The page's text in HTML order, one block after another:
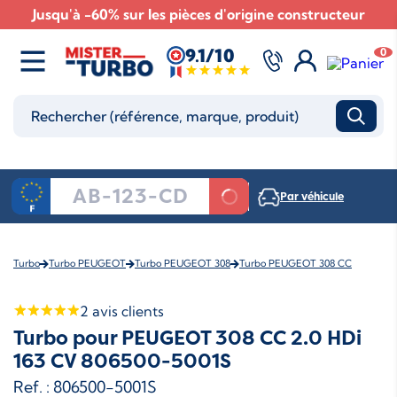
Jusqu'à -60% sur les pièces d'origine constructeur
9.1/10 0
Par véhicule
Turbo Turbo PEUGEOT Turbo PEUGEOT 308 Turbo PEUGEOT 308 CC
2 avis clients
Turbo pour PEUGEOT 308 CC 2.0 HDi
163 CV 806500-5001S
Ref. : 806500-5001S